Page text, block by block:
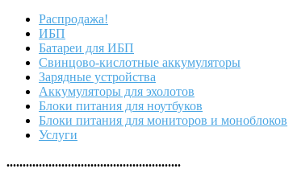
Распродажа!
ИБП
Батареи для ИБП
Свинцово-кислотные аккумуляторы
Зарядные устройства
Аккумуляторы для эхолотов
Блоки питания для ноутбуков
Блоки питания для мониторов и моноблоков
Услуги
......................................................